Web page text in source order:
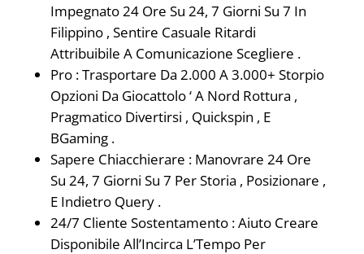
Impegnato 24 Ore Su 24, 7 Giorni Su 7 In
Filippino , Sentire Casuale Ritardi
Attribuibile A Comunicazione Scegliere .
Pro : Trasportare Da 2.000 A 3.000+ Storpio
Opzioni Da Giocattolo ‘ A Nord Rottura ,
Pragmatico Divertirsi , Quickspin , E
BGaming .
Sapere Chiacchierare : Manovrare 24 Ore
Su 24, 7 Giorni Su 7 Per Storia , Posizionare ,
E Indietro Query .
24/7 Cliente Sostentamento : Aiuto Creare
Disponibile All’Incirca L’Tempo Per